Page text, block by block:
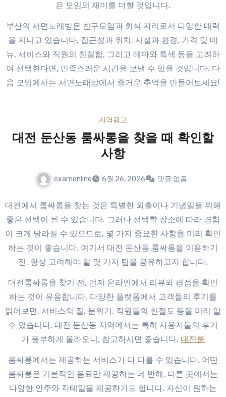
은 모임의 재미를 더할 것입니다.
부산의 서면노래방은 친구모임과 회식 자리로서 다양한 매력
을 지니고 있습니다. 접근성과 위치, 시설과 환경, 가격 및 메
뉴, 서비스와 직원의 친절함, 그리고 테마와 특색 등을 고려하
여 선택한다면, 만족스러운 시간을 보낼 수 있을 것입니다. 다
음 모임에서는 서면노래방에서 즐거운 추억을 만들어보세요!
지역광고
대전 둔산동 룸싸롱을 찾을 때 확인할
사항
examonline 6월 26, 2026 댓글 없음
대전에서 룸싸롱을 찾는 것은 특별한 외출이나 기념일을 위해
좋은 선택이 될 수 있습니다. 그러나 선택할 장소에 따라 경험
이 크게 달라질 수 있으므로, 몇 가지 중요한 사항을 미리 확인
하는 것이 좋습니다. 여기서 대전 둔산동 룸싸롱을 이용하기
전, 항상 고려해야 할 몇 가지 팁을 공유하고자 합니다.
대전룸싸롱을 찾기 전, 먼저 온라인에서 리뷰와 평점을 확인
하는 것이 유용합니다. 다양한 플랫폼에서 고객들의 후기를
읽어보면, 서비스의 질, 분위기, 직원들의 친절도 등을 미리 알
수 있습니다. 대전 둔산동 지역에서는 특히 사용자들의 후기
가 풍부하게 올라오니, 참고하시면 좋습니다. 대전룸
룸싸롱에서는 제공하는 서비스가 다 다를 수 있습니다. 어떤
룸싸롱은 기본적인 음료만 제공하는 데 반해, 다른 곳에서는
다양한 안주와 칵테일을 제공하기도 합니다. 자신이 원하는